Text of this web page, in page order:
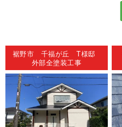
ン
裾野市 千福が丘 T様邸
外部全塗装工事